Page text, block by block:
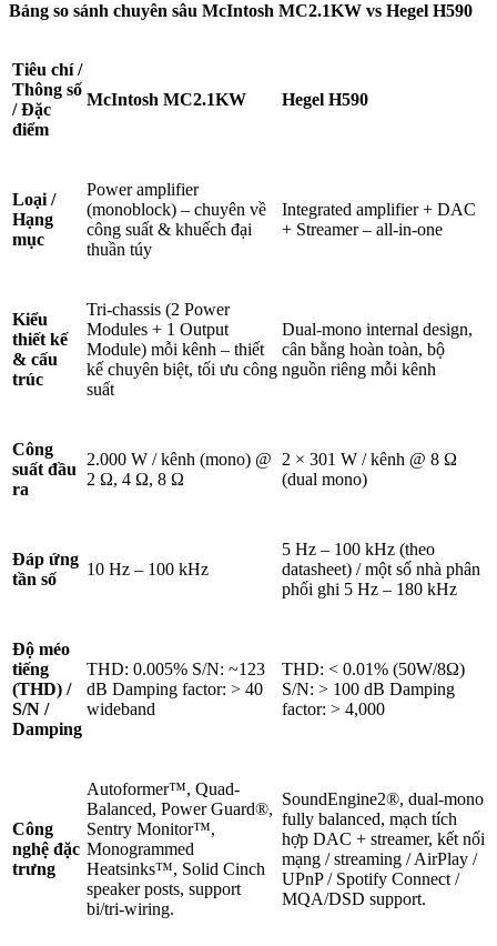
Bảng so sánh chuyên sâu McIntosh MC2.1KW vs Hegel H590
Tiêu chí /
Thông số
/ Đặc
điểm
McIntosh MC2.1KW Hegel H590
Loại /
Hạng
mục
Power amplifier
(monoblock) – chuyên về
công suất & khuếch đại
thuần túy
Integrated amplifier + DAC
+ Streamer – all-in-one
Kiểu
thiết kế
& cấu
trúc
Tri-chassis (2 Power
Modules + 1 Output
Module) mỗi kênh – thiết
kế chuyên biệt, tối ưu công
suất
Dual-mono internal design,
cân bằng hoàn toàn, bộ
nguồn riêng mỗi kênh
Công
suất đầu
ra
2.000 W / kênh (mono) @
2 Ω, 4 Ω, 8 Ω
2 × 301 W / kênh @ 8 Ω
(dual mono)
Đáp ứng
tần số
10 Hz – 100 kHz
5 Hz – 100 kHz (theo
datasheet) / một số nhà phân
phối ghi 5 Hz – 180 kHz
Độ méo
tiếng
(THD) /
S/N /
Damping
THD: 0.005% S/N: ~123
dB Damping factor: > 40
wideband
THD: < 0.01% (50W/8Ω)
S/N: > 100 dB Damping
factor: > 4,000
Công
nghệ đặc
trưng
Autoformer™, Quad-
Balanced, Power Guard®,
Sentry Monitor™,
Monogrammed
Heatsinks™, Solid Cinch
speaker posts, support
bi/tri-wiring.
SoundEngine2®, dual-mono
fully balanced, mạch tích
hợp DAC + streamer, kết nối
mạng / streaming / AirPlay /
UPnP / Spotify Connect /
MQA/DSD support.